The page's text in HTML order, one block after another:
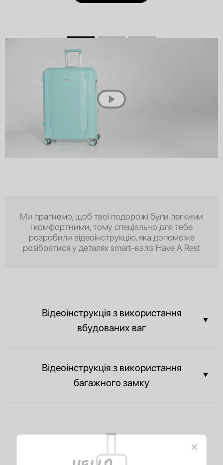
Ми прагнемо, щоб твої подорожі були легкими
і комфортними, тому спеціально для тебе
розробили відеоінструкцію, яка допоможе
розібратися у деталях smart-валіз Have A Rest
Відеоінструкція з використання
вбудованих ваг
не переплачувати за вагу вашого багажу.
Відеоінструкція з використання
багажного замку